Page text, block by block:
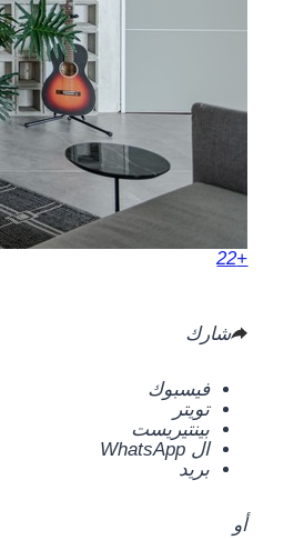
+22
شارك
فيسبوك
تويتر
بينتيريست
ال WhatsApp
بريد
أو